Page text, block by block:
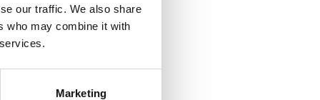
our traffic. We also share
who may combine it with
Marketing
MH906320
175 KR
till i favoriter